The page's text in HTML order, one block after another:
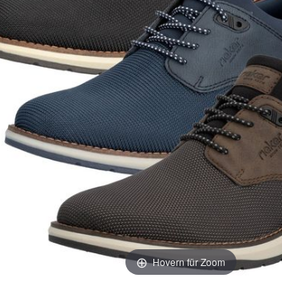
Hovern für Zoom